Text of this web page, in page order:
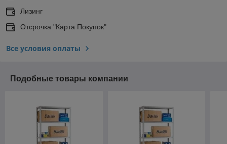
Лизинг
Отсрочка "Карта Покупок"
Все условия оплаты
Подобные товары компании